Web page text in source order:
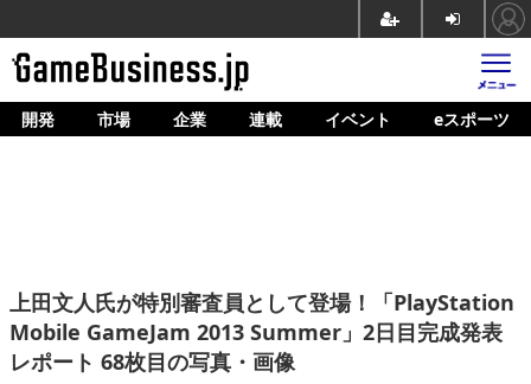
ホーム
企業動向
人材育成
開発 市場 企業 連載 イベント eスポーツ
上田文人氏が特別審査員として登場！「PlayStation
Mobile GameJam 2013 Summer」2日目完成発表
レポート 68枚目の写真・画像